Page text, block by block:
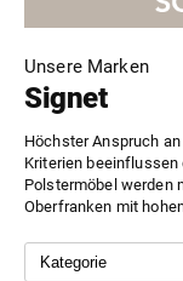
Unsere Marken
Signet
Höchster Anspruch
Kriterien beeinflussen
Polstermöbel werden
Oberfranken mit